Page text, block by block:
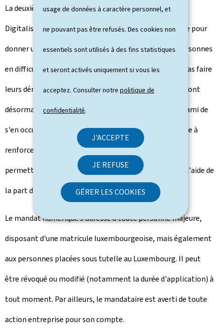
usage de données à caractère personnel, et
ne pouvant pas être refusés. Des cookies non
essentiels sont utilisés à des fins statistiques
et seront activés uniquement si vous les
acceptez. Consulter notrepolitique de
confidentialité.
J'ACCEPTE
JE REFUSE
GÉRER LES COOKIES
La deuxième nouveauté annoncée par la ministre de la
Digitalisation, concerne l'introduction d'une démarche pour
donner un mandat numérique sur MyGuichet.lu. Les personnes
en difficulté avec le numérique ou ceux qui ne veulent pas faire
leurs démarches administratives en ligne eux-mêmes, ont
désormais la possibilité de mandater un proche ou un ami de
s'en occuper pour leur compte. Cette nouvelle offre vise à
renforcer l'inclusion numérique au Luxembourg en
permettant aux personnes en difficulté de recevoir de l'aide de
la part d'un proche ou d'un ami.
Le mandat numérique s'adresse à toute personne majeure,
disposant d'une matricule luxembourgeoise, mais également
aux personnes placées sous tutelle au Luxembourg. Il peut
être révoqué ou modifié (notamment la durée d'application) à
tout moment. Par ailleurs, le mandataire est averti de toute
action entreprise pour son compte.